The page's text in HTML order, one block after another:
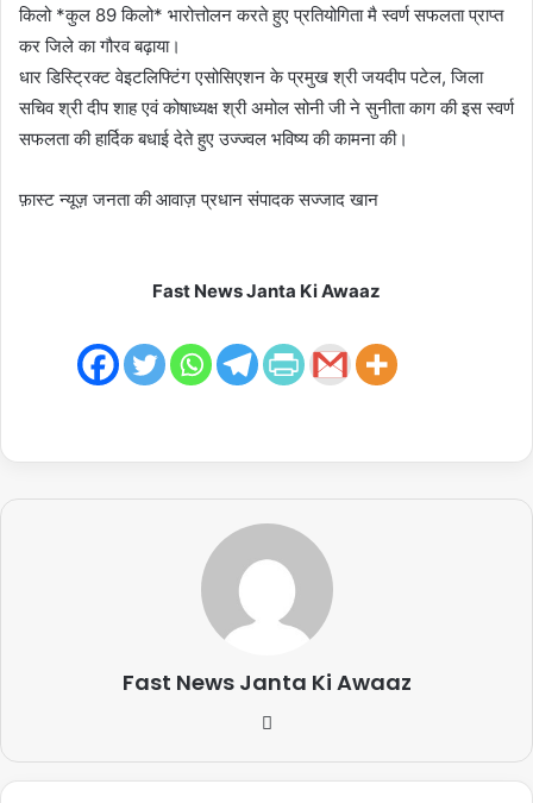
किलो *कुल 89 किलो* भारोत्तोलन करते हुए प्रतियोगिता मै स्वर्ण सफलता प्राप्त
कर जिले का गौरव बढ़ाया।
धार डिस्ट्रिक्ट वेइटलिफ्टिंग एसोसिएशन के प्रमुख श्री जयदीप पटेल, जिला
सचिव श्री दीप शाह एवं कोषाध्यक्ष श्री अमोल सोनी जी ने सुनीता काग की इस स्वर्ण
सफलता की हार्दिक बधाई देते हुए उज्ज्वल भविष्य की कामना की।
फ़ास्ट न्यूज़ जनता की आवाज़ प्रधान संपादक सज्जाद खान
Fast News Janta Ki Awaaz
Fast News Janta Ki Awaaz